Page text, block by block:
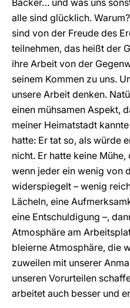
Bäcker… und was uns
alle sind glücklich.
sind von der Freude des
teilnehmen, das heißt der
ihre Arbeit von der
seinem Kommen zu uns.
unsere Arbeit denken.
einen mühsamen Aspekt,
meiner Heimatstadt
hatte: Er tat so, als würde
nicht. Er hatte keine
wenn jeder ein wenig von
widerspiegelt – wenig
Lächeln, eine
eine Entschuldigung –,
Atmosphäre am
bleierne Atmosphäre, die
zuweilen mit unserer
unseren Vorurteilen
arbeitet auch besser und